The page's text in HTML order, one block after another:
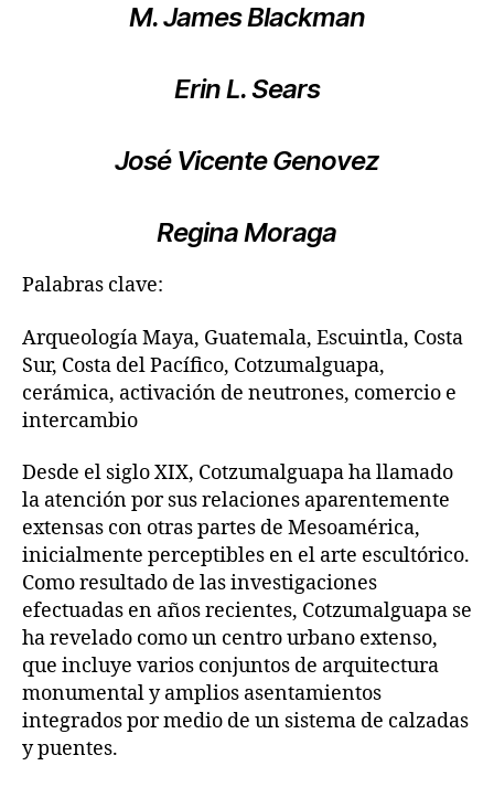
M. James Blackman
Erin L. Sears
José Vicente Genovez
Regina Moraga
Palabras clave:
Arqueología Maya, Guatemala, Escuintla, Costa
Sur, Costa del Pacífico, Cotzumalguapa,
cerámica, activación de neutrones, comercio e
intercambio
Desde el siglo XIX, Cotzumalguapa ha llamado
la atención por sus relaciones aparentemente
extensas con otras partes de Mesoamérica,
inicialmente perceptibles en el arte escultórico.
Como resultado de las investigaciones
efectuadas en años recientes, Cotzumalguapa se
ha revelado como un centro urbano extenso,
que incluye varios conjuntos de arquitectura
monumental y amplios asentamientos
integrados por medio de un sistema de calzadas
y puentes.